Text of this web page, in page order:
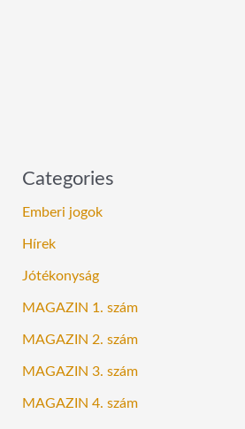
Categories
Emberi jogok
Hírek
Jótékonyság
MAGAZIN 1. szám
MAGAZIN 2. szám
MAGAZIN 3. szám
MAGAZIN 4. szám